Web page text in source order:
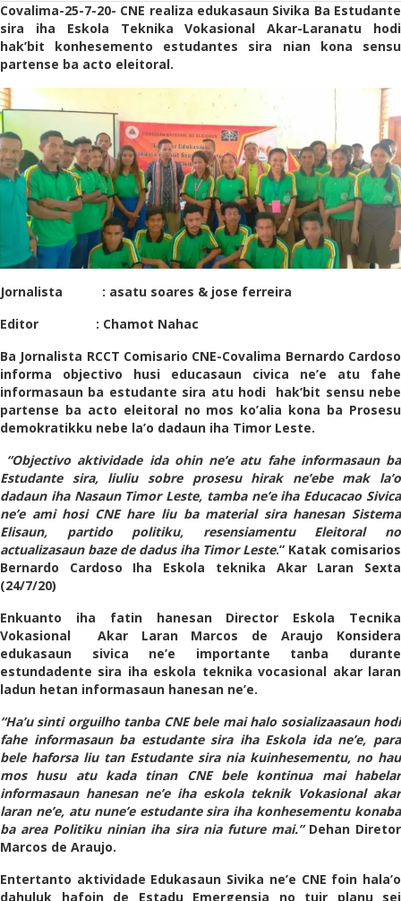
Covalima-25-7-20- CNE realiza edukasaun Sivika Ba Estudante
sira iha Eskola Teknika Vokasional Akar-Laranatu hodi
hak’bit konhesemento estudantes sira nian kona sensu
partense ba acto eleitoral.
Jornalista : asatu soares & jose ferreira
Editor : Chamot Nahac
Ba Jornalista RCCT Comisario CNE-Covalima Bernardo Cardoso
informa objectivo husi educasaun civica ne’e atu fahe
informasaun ba estudante sira atu hodi hak’bit sensu nebe
partense ba acto eleitoral no mos ko’alia kona ba Prosesu
demokratikku nebe la’o dadaun iha Timor Leste.
“Objectivo aktividade ida ohin ne’e atu fahe informasaun ba
Estudante sira, liuliu sobre prosesu hirak ne’ebe mak la’o
dadaun iha Nasaun Timor Leste, tamba ne’e iha Educacao Sivica
ne’e ami hosi CNE hare liu ba material sira hanesan Sistema
Elisaun, partido politiku, resensiamentu Eleitoral no
actualizasaun baze de dadus iha Timor Leste.” Katak comisarios
Bernardo Cardoso Iha Eskola teknika Akar Laran Sexta
(24/7/20)
Enkuanto iha fatin hanesan Director Eskola Tecnika
Vokasional Akar Laran Marcos de Araujo Konsidera
edukasaun sivica ne’e importante tanba durante
estundadente sira iha eskola teknika vocasional akar laran
ladun hetan informasaun hanesan ne’e.
“Ha’u sinti orguilho tanba CNE bele mai halo sosializaasaun hodi
fahe informasaun ba estudante sira iha Eskola ida ne’e, para
bele haforsa liu tan Estudante sira nia kuinhesementu, no hau
mos husu atu kada tinan CNE bele kontinua mai habelar
informasaun hanesan ne’e iha eskola teknik Vokasional akar
laran ne’e, atu nune’e estudante sira iha konhesementu konaba
ba area Politiku ninian iha sira nia future mai.” Dehan Diretor
Marcos de Araujo.
Entertanto aktividade Edukasaun Sivika ne’e CNE foin hala’o
dahuluk hafoin de Estadu Emergensia no tuir planu sei